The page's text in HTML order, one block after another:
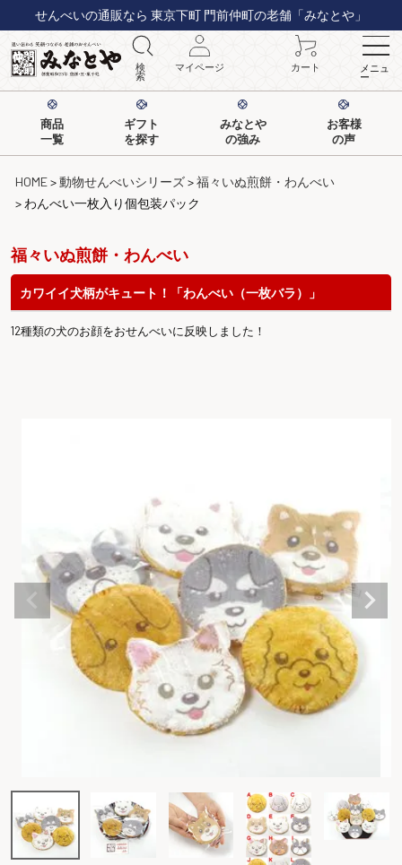
せんべいの通販なら 東京下町 門前仲町の老舗「みなとや」
検
索
マイページ カート メニュ
ー
商品
一覧
ギフト
を探す
みなとや
の強み
お客様
の声
HOME 動物せんべいシリーズ
福々いぬ煎餅・わんべい
わんべい一枚入り個包装パック
福々いぬ煎餅・わんべい
カワイイ犬柄がキュート！「わんべい（一枚バラ）」
12種類の犬のお顔をおせんべいに反映しました！